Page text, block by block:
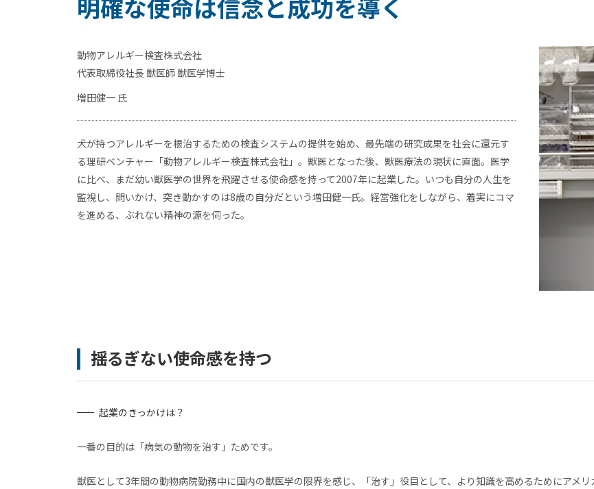
明確な使命は信念と成功を導く
動物アレルギー検査株式会社
代表取締役社長 獣医師 獣医学博士
増田健一 氏
犬が持つアレルギーを根治するための検査システムの提供を始め、最先端の研究成果を社会に還元す
る理研ベンチャー「動物アレルギー検査株式会社」。獣医となった後、獣医療法の現状に直面。医学
に比べ、まだ幼い獣医学の世界を飛躍させる使命感を持って2007年に起業した。いつも自分の人生を
監視し、問いかけ、突き動かすのは8歳の自分だという増田健一氏。経営強化をしながら、着実にコマ
を進める、ぶれない精神の源を伺った。
揺るぎない使命感を持つ
起業のきっかけは？
一番の目的は「病気の動物を治す」ためです。
獣医として3年間の動物病院勤務中に国内の獣医学の限界を感じ、「治す」役目として、より知識を高めるためにアメ